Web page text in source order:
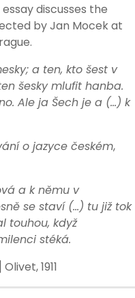
discusses the
by Jan Mocek at
a ten, kto šest v
šesky mlufit hanba.
Ale ja Šech je a (…) k
o jazyce českém,
a k němu v
se staví (…) tu již tok
touhou, když
stéká.
1911